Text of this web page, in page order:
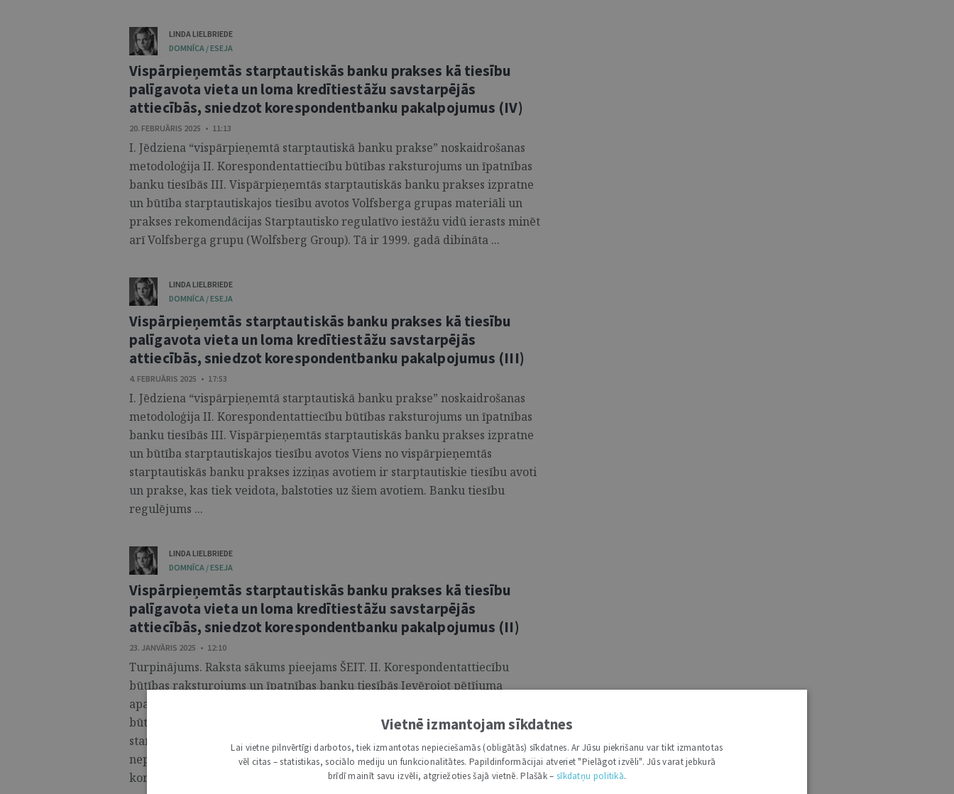
LINDA LIELBRIEDE
DOMNĪCA / ESEJA
Vispārpieņemtās starptautiskās banku prakses kā tiesību
palīgavota vieta un loma kredītiestāžu savstarpējās
attiecībās, sniedzot korespondentbanku pakalpojumus (IV)
20. FEBRUĀRIS 2025 • 11:13
I. Jēdziena “vispārpieņemtā starptautiskā banku prakse” noskaidrošanas
metodoloģija II. Korespondentattiecību būtības raksturojums un īpatnības
banku tiesībās III. Vispārpieņemtās starptautiskās banku prakses izpratne
un būtība starptautiskajos tiesību avotos Volfsberga grupas materiāli un
prakses rekomendācijas Starptautisko regulatīvo iestāžu vidū ierasts minēt
arī Volfsberga grupu (Wolfsberg Group). Tā ir 1999. gadā dibināta ...
LINDA LIELBRIEDE
DOMNĪCA / ESEJA
Vispārpieņemtās starptautiskās banku prakses kā tiesību
palīgavota vieta un loma kredītiestāžu savstarpējās
attiecībās, sniedzot korespondentbanku pakalpojumus (III)
4. FEBRUĀRIS 2025 • 17:53
I. Jēdziena “vispārpieņemtā starptautiskā banku prakse” noskaidrošanas
metodoloģija II. Korespondentattiecību būtības raksturojums un īpatnības
banku tiesībās III. Vispārpieņemtās starptautiskās banku prakses izpratne
un būtība starptautiskajos tiesību avotos Viens no vispārpieņemtās
starptautiskās banku prakses izziņas avotiem ir starptautiskie tiesību avoti
un prakse, kas tiek veidota, balstoties uz šiem avotiem. Banku tiesību
regulējums ...
LINDA LIELBRIEDE
DOMNĪCA / ESEJA
Vispārpieņemtās starptautiskās banku prakses kā tiesību
palīgavota vieta un loma kredītiestāžu savstarpējās
attiecībās, sniedzot korespondentbanku pakalpojumus (II)
23. JANVĀRIS 2025 • 12:10
Turpinājums. Raksta sākums pieejams ŠEIT. II. Korespondentattiecību
būtības raksturojums un īpatnības banku tiesībās Ievērojot pētījuma
apakšmērķi – noskaidrot korespondentbanku savstarpējo tiesisko attiecību
būtību un tiesisko raksturu, iekams pievērsties vispārpieņemto
starptautisko banku praksi reglamentējošo tiesību avotu vērtējumam, būtu
nepieciešams vismaz lakoniski raksturot korespondentbanku darbību un
korespondentattiecību būtību, ...
Vietnē izmantojam sīkdatnes
Lai vietne pilnvērtīgi darbotos, tiek izmantotas nepieciešamās (obligātās) sīkdatnes. Ar Jūsu piekrišanu var tikt izmantotas
vēl citas – statistikas, sociālo mediju un funkcionalitātes. Papildinformācijai atveriet "Pielāgot izvēli". Jūs varat jebkurā
brīdī mainīt savu izvēli, atgriežoties šajā vietnē. Plašāk – sīkdatņu politikā.